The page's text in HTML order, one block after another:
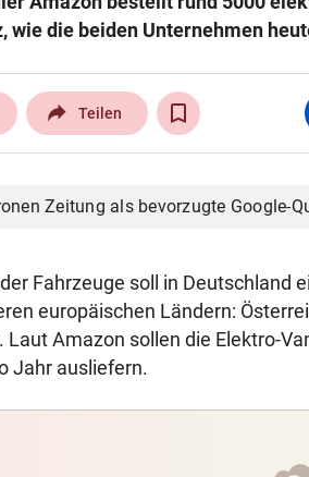
wie die beiden Unternehmen
Teilen
Zeitung als bevorzugte Google-
Fahrzeuge soll in Deutschland
europäischen Ländern:
Laut Amazon sollen die Elektro-
Jahr ausliefern.